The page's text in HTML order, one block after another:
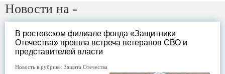
Новости на -
В ростовском филиале фонда «Защитники
Отечества» прошла встреча ветеранов СВО и
представителей власти
Новость в рубрике: Защита Отечества